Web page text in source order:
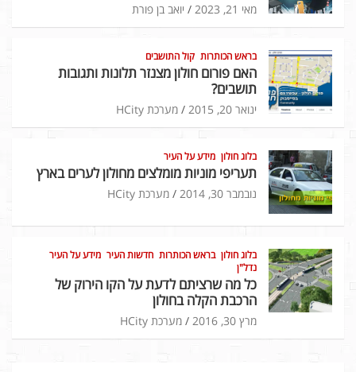
מאי 21, 2023 יואב בן פורת
בראש הכותרות קול התושבים
האם פורום חולון מצנזר תלונות ותגובות
תושבים?
ינואר 20, 2015 מערכת HCity
בלוג חולון מידע על העיר
תעריפי מוניות מומלצים מחולון לערים בארץ
נובמבר 30, 2014 מערכת HCity
בלוג חולון בראש הכותרות חדשות העיר מידע על העיר
נדל"ן
כל מה שרציתם לדעת על הקו הירוק של
הרכבת הקלה בחולון
מרץ 30, 2016 מערכת HCity